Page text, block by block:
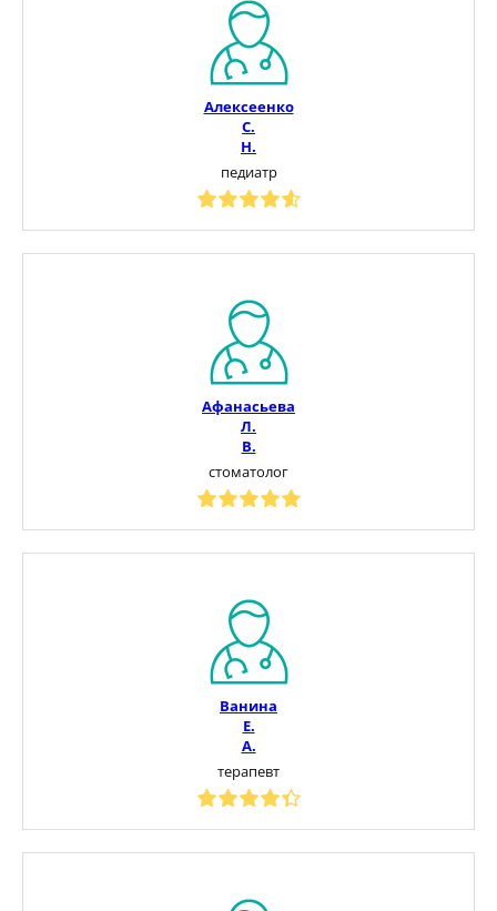
Алексеенко
С.
Н.
педиатр
Афанасьева
Л.
В.
стоматолог
Ванина
Е.
А.
терапевт